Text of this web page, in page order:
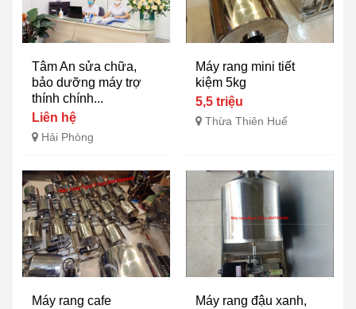
Tâm An sửa chữa,
bảo dưỡng máy trợ
thính chính...
Liên hệ
Hải Phòng
Máy rang mini tiết
kiệm 5kg
5,5 triệu
Thừa Thiên Huế
Máy rang cafe
Máy rang đậu xanh,